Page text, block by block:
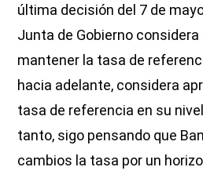
última decisión del 7 de
Junta de Gobierno
mantener la tasa de
hacia adelante, considera
tasa de referencia en su
tanto, sigo pensando que
cambios la tasa por un